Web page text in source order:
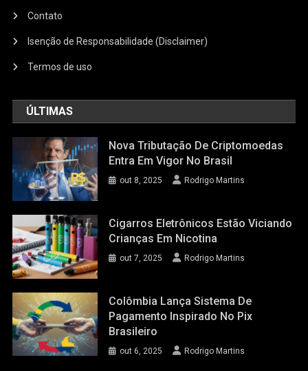
Contato
Isenção de Responsabilidade (Disclaimer)
Termos de uso
ÚLTIMAS
Nova Tributação De Criptomoedas
Entra Em Vigor No Brasil
out 8, 2025 Rodrigo Martins
Cigarros Eletrônicos Estão Viciando
Crianças Em Nicotina
out 7, 2025 Rodrigo Martins
Colômbia Lança Sistema De
Pagamento Inspirado No Pix
Brasileiro
out 6, 2025 Rodrigo Martins